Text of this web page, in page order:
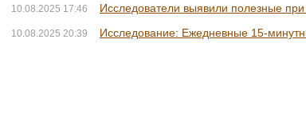
10.08.2025 17:46 Исследователи выявили полезные
10.08.2025 20:39 Исследование: Ежедневные 15-